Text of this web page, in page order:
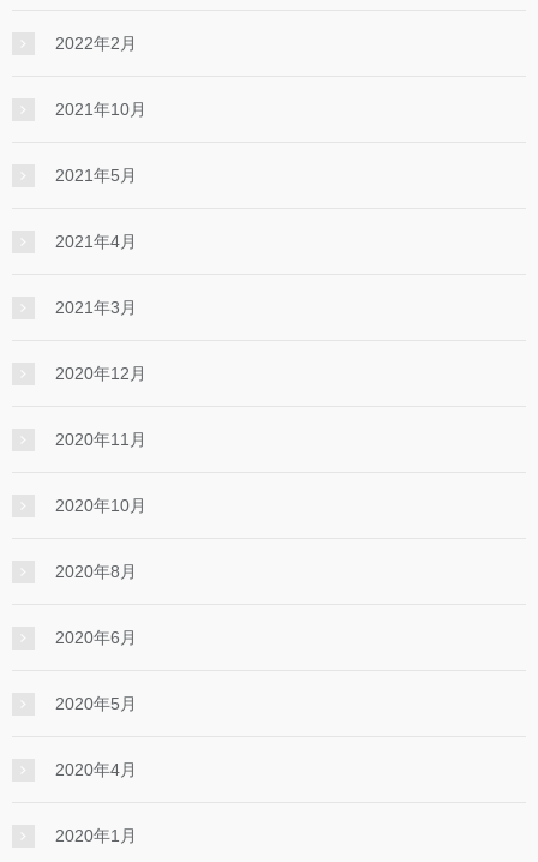
2022年2月
2021年10月
2021年5月
2021年4月
2021年3月
2020年12月
2020年11月
2020年10月
2020年8月
2020年6月
2020年5月
2020年4月
2020年1月